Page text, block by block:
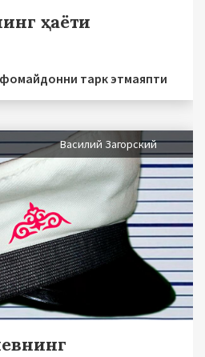
ҳаёти
тарк этмаяпти
Василий Загорский